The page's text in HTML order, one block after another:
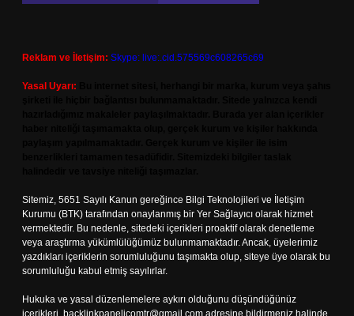
Reklam ve İletişim: Skype: live:.cid.575569c608265c69
Yasal Uyarı:
Sitemiz, 5651 Sayılı Kanun gereğince Bilgi Teknolojileri ve İletişim
Kurumu (BTK) tarafından onaylanmış bir Yer Sağlayıcı olarak hizmet
vermektedir. Bu nedenle, sitedeki içerikleri proaktif olarak denetleme
veya araştırma yükümlülüğümüz bulunmamaktadır. Ancak, üyelerimiz
yazdıkları içeriklerin sorumluluğunu taşımakta olup, siteye üye olarak bu
sorumluluğu kabul etmiş sayılırlar.
Hukuka ve yasal düzenlemelere aykırı olduğunu düşündüğünüz
içerikleri, backlinkpanelicomtr@gmail.com adresine bildirmeniz halinde,